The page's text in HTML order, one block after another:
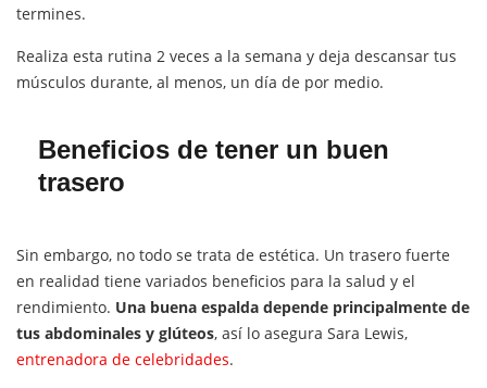
termines.
Realiza esta rutina 2 veces a la semana y deja descansar tus
músculos durante, al menos, un día de por medio.
Beneficios de tener un buen
trasero
Sin embargo, no todo se trata de estética. Un trasero fuerte
en realidad tiene variados beneficios para la salud y el
rendimiento. Una buena espalda depende principalmente de
tus abdominales y glúteos, así lo asegura Sara Lewis,
entrenadora de celebridades.